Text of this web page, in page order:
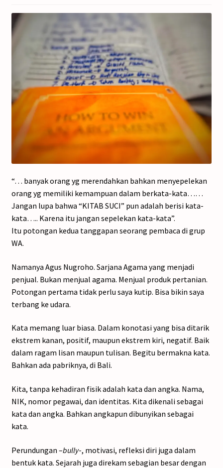
“… banyak orang yg merendahkan bahkan menyepelekan
orang yg memiliki kemampuan dalam berkata-kata……
Jangan lupa bahwa “KITAB SUCI” pun adalah berisi kata-
kata….. Karena itu jangan sepelekan kata-kata”.
Itu potongan kedua tanggapan seorang pembaca di grup
WA.
Namanya Agus Nugroho. Sarjana Agama yang menjadi
penjual. Bukan menjual agama. Menjual produk pertanian.
Potongan pertama tidak perlu saya kutip. Bisa bikin saya
terbang ke udara.
Kata memang luar biasa. Dalam konotasi yang bisa ditarik
ekstrem kanan, positif, maupun ekstrem kiri, negatif. Baik
dalam ragam lisan maupun tulisan. Begitu bermakna kata.
Bahkan ada pabriknya, di Bali.
Kita, tanpa kehadiran fisik adalah kata dan angka. Nama,
NIK, nomor pegawai, dan identitas. Kita dikenali sebagai
kata dan angka. Bahkan angkapun dibunyikan sebagai
kata.
Perundungan –bully-, motivasi, refleksi diri juga dalam
bentuk kata. Sejarah juga direkam sebagian besar dengan